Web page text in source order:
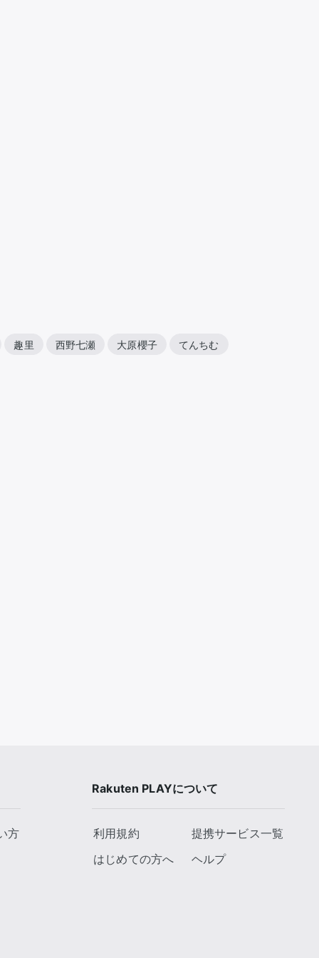
趣里 西野七瀬 大原櫻子 てんちむ
方
Rakuten PLAYについて
利用規約
はじめての方へ
提携サービス一覧
ヘルプ